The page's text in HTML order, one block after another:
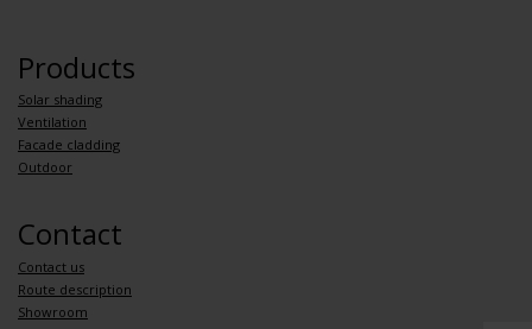
Products
Solar shading
Ventilation
Facade cladding
Outdoor
Contact
Contact us
Route description
Showroom